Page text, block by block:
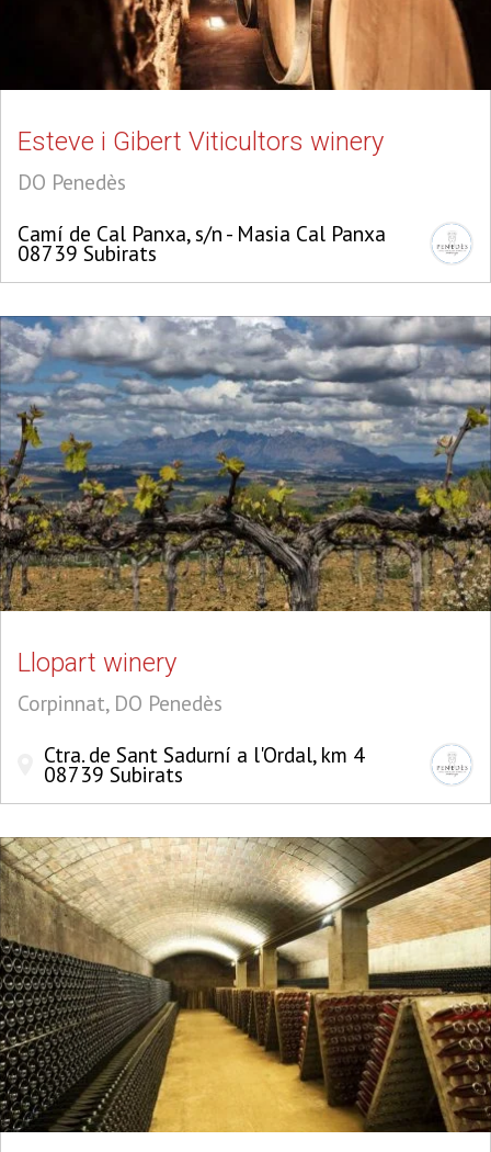
Esteve i Gibert Viticultors winery
DO Penedès
Camí de Cal Panxa, s/n - Masia Cal Panxa
08739 Subirats
Llopart winery
Corpinnat, DO Penedès
Ctra. de Sant Sadurní a l'Ordal, km 4
08739 Subirats